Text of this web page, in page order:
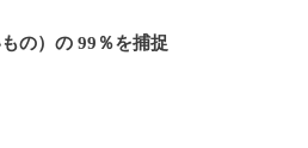
の）の 99％を捕捉